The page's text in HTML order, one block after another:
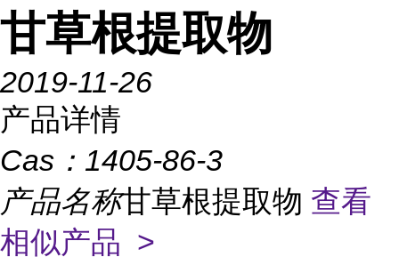
甘草根提取物
2019-11-26
产品详情
Cas： 1405-86-3
产品名称甘草根提取物 查看
相似产品 >